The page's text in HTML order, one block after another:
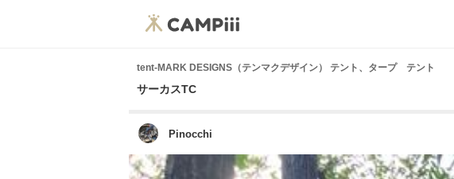
tent-MARK DESIGNS（テンマクデザイン） テント、タープ テント
サーカスTC
Pinocchi